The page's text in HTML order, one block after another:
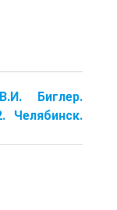
Биглер.
Челябинск.